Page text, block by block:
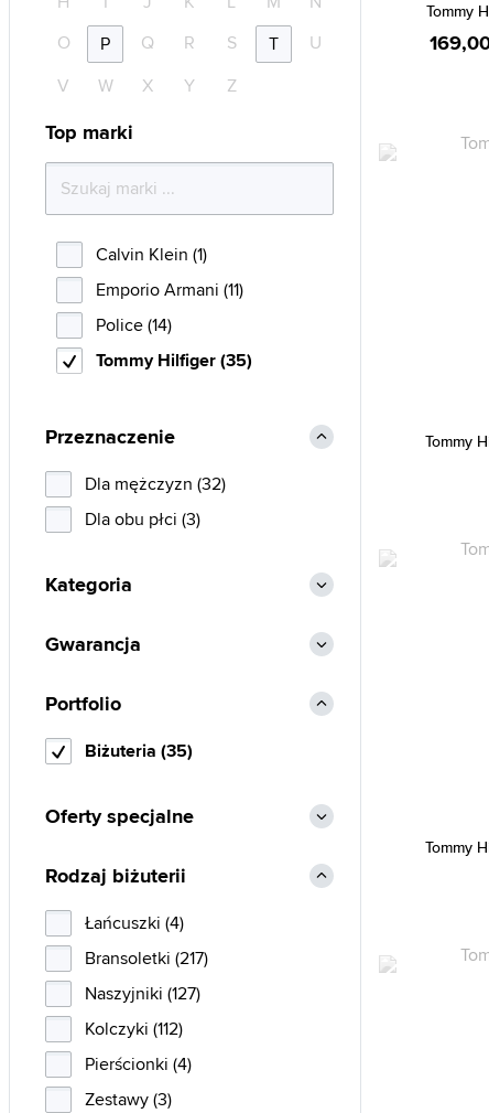
Tommy
Tommy
Tommy
O
P Q R S T
U
V
W X Y Z
Top marki
Calvin Klein (1)
Emporio Armani (11)
Police (14)
Tommy Hilfiger (35)
Przeznaczenie
Dla mężczyzn (32)
Dla obu płci (3)
Kategoria
Gwarancja
Portfolio
Biżuteria (35)
Oferty specjalne
Rodzaj biżuterii
Łańcuszki (4)
Bransoletki (217)
Naszyjniki (127)
Kolczyki (112)
Pierścionki (4)
Zestawy (3)